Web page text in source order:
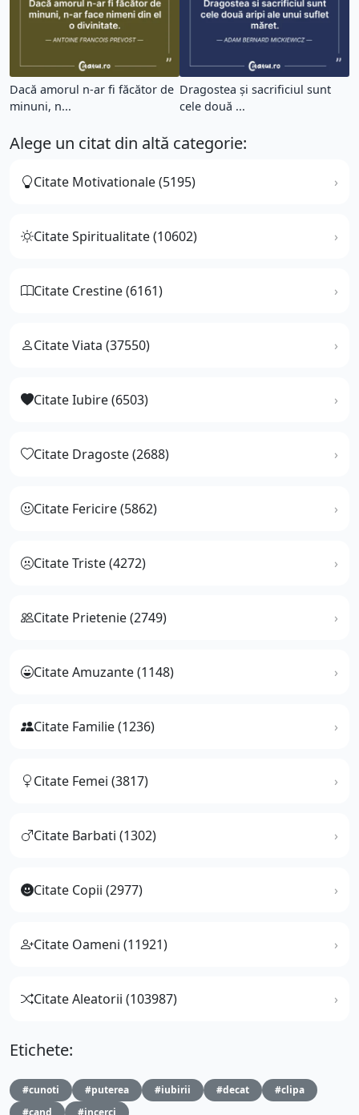
Dacă amorul n-ar fi făcător de
minuni, n...
Dragostea și sacrificiul sunt
cele două ...
Alege un citat din altă categorie:
Citate Motivationale (5195)
Citate Spiritualitate (10602)
Citate Crestine (6161)
Citate Viata (37550)
Citate Iubire (6503)
Citate Dragoste (2688)
Citate Fericire (5862)
Citate Triste (4272)
Citate Prietenie (2749)
Citate Amuzante (1148)
Citate Familie (1236)
Citate Femei (3817)
Citate Barbati (1302)
Citate Copii (2977)
Citate Oameni (11921)
Citate Aleatorii (103987)
Etichete:
#cunoti #puterea #iubirii #decat
#clipa
#cand
#incerci